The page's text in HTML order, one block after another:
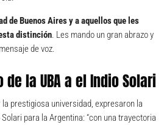
de Buenos Aires y a aquellos que les
distinción. Les mando un gran abrazo y
de voz.
la UBA a el Indio Solari
prestigiosa universidad, expresaron la
para la Argentina: “con una trayectoria